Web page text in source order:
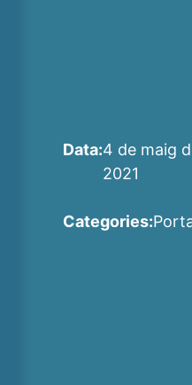
Data:4 de maig
2021
Categories: